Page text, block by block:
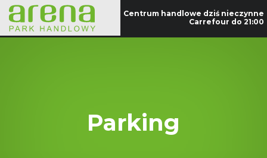
Centrum handlowe dziś nieczynne
Carrefour do 21:00
Parking